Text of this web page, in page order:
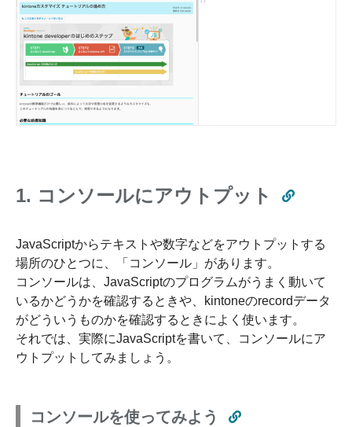
1. コンソールにアウトプット
JavaScriptからテキストや数字などをアウトプットする
場所のひとつに、「コンソール」があります。
コンソールは、JavaScriptのプログラムがうまく動いて
いるかどうかを確認するときや、kintoneのrecordデータ
がどういうものかを確認するときによく使います。
それでは、実際にJavaScriptを書いて、コンソールにア
ウトプットしてみましょう。
コンソールを使ってみよう